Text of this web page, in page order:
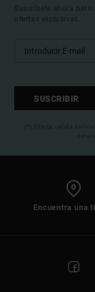
Suscríbete ahora
ofertas exclusivas.
SUSCRIBIR
(*) Oferta valida
Encuentra una